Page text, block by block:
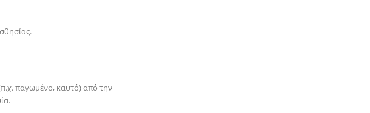
παγωμένο, καυτό) από την